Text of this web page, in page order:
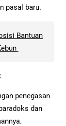
pasal baru.
Bantuan
penegasan
dan